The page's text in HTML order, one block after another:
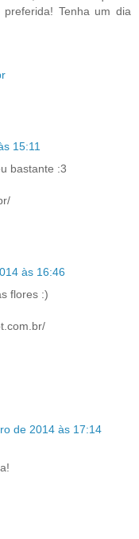
Tenha um dia
15:11
bastante :3
às 16:46
flores :)
de 2014 às 17:14